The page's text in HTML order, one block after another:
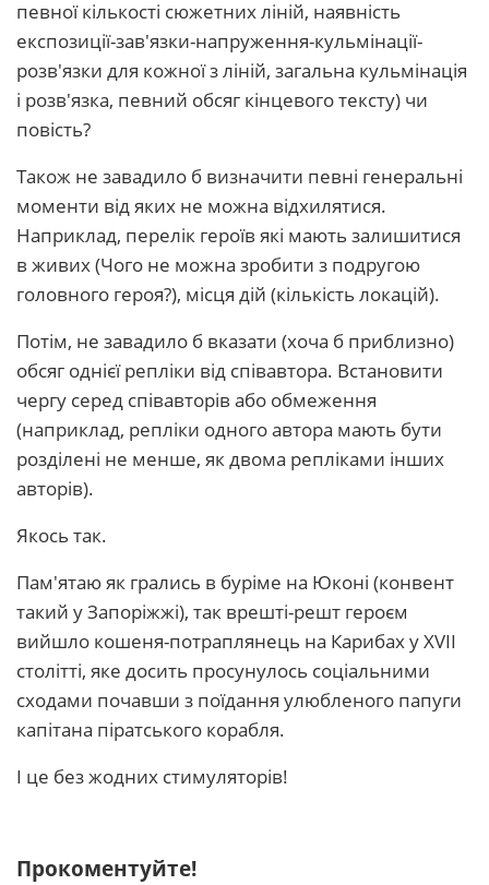
певної кількості сюжетних ліній, наявність
експозиції-зав'язки-напруження-кульмінації-
розв'язки для кожної з ліній, загальна кульмінація
і розв'язка, певний обсяг кінцевого тексту) чи
повість?
Також не завадило б визначити певні генеральні
моменти від яких не можна відхилятися.
Наприклад, перелік героїв які мають залишитися
в живих (Чого не можна зробити з подругою
головного героя?), місця дій (кількість локацій).
Потім, не завадило б вказати (хоча б приблизно)
обсяг однієї репліки від співавтора. Встановити
чергу серед співавторів або обмеження
(наприклад, репліки одного автора мають бути
розділені не менше, як двома репліками інших
авторів).
Якось так.
Пам'ятаю як грались в буріме на Юконі (конвент
такий у Запоріжжі), так врешті-решт героєм
вийшло кошеня-потраплянець на Карибах у XVII
столітті, яке досить просунулось соціальними
сходами почавши з поїдання улюбленого папуги
капітана піратського корабля.
І це без жодних стимуляторів!
Прокоментуйте!